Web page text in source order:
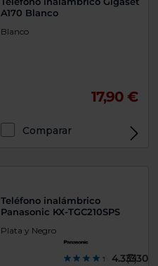
A170 Blanco
Blanco
17,90 €
Comparar
Teléfono inalámbrico
Panasonic KX-TGC210SPS
Plata y Negro
(3)